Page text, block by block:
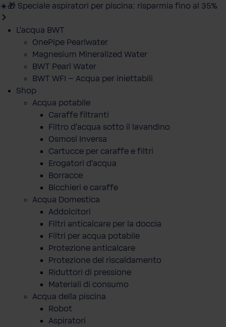
☀️🎁 Speciale aspiratori per piscina: risparmia fino al 35%
L'acqua BWT
OnePipe Pearlwater
Magnesium Mineralized Water
BWT Pearl Water
BWT WFI – Acqua per iniettabili
Shop
Acqua potabile
Caraffe filtranti
Filtro d'acqua sotto il lavandino
Osmosi Inversa
Cartucce per caraffe e filtri
Erogatori d'acqua
Borracce
Bicchieri e caraffe
Acqua Domestica
Addolcitori
Filtri anticalcare per la doccia
Filtri per acqua potabile
Protezione anticalcare
Protezione del riscaldamento
Riduttori di pressione
Materiali di consumo
Acqua della piscina
Robot
Aspiratori